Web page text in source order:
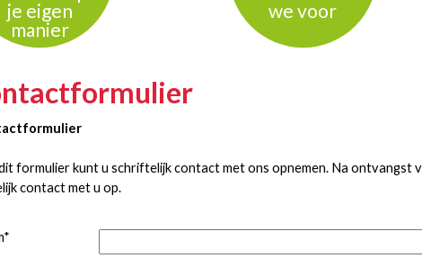
je eigen
manier
we voor
formulier kunt u schriftelijk contact met ons opnemen. Na ontvangst
contact met u op.
*